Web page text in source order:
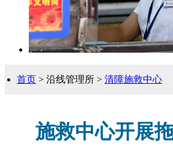
首页 > 沿线管理所 > 清障施救中心
施救中心开展